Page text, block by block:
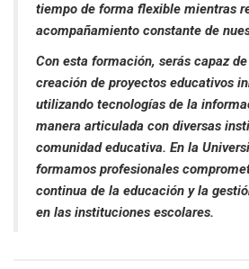
tiempo de forma flexible mientras
acompañamiento constante de
Con esta formación, serás capaz
creación de proyectos educativos
utilizando tecnologías de la
manera articulada con diversas
comunidad educativa. En la
formamos profesionales
continua de la educación y la
en las instituciones escolares.